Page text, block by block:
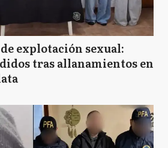
explotación sexual:
tras allanamientos en